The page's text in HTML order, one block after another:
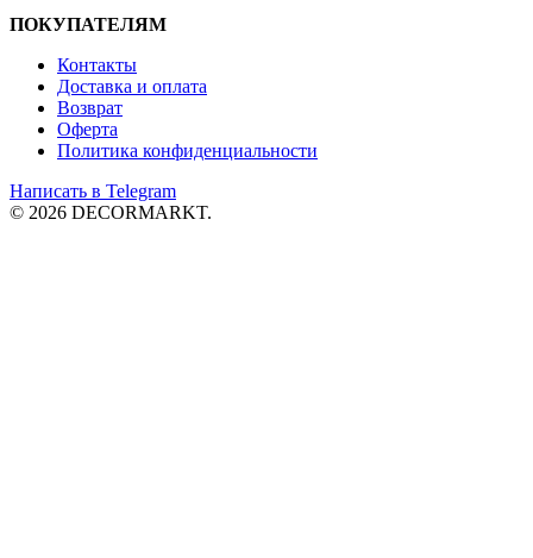
ПОКУПАТЕЛЯМ
Контакты
Доставка и оплата
Возврат
Оферта
Политика конфиденциальности
Написать в Telegram
© 2026 DECORMARKT.